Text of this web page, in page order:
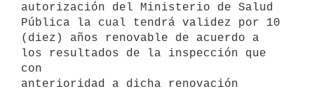
autorización del Ministerio de Salud
Pública la cual tendrá validez por 10
(diez) años renovable de acuerdo a
los resultados de la inspección que
con
anterioridad a dicha renovación